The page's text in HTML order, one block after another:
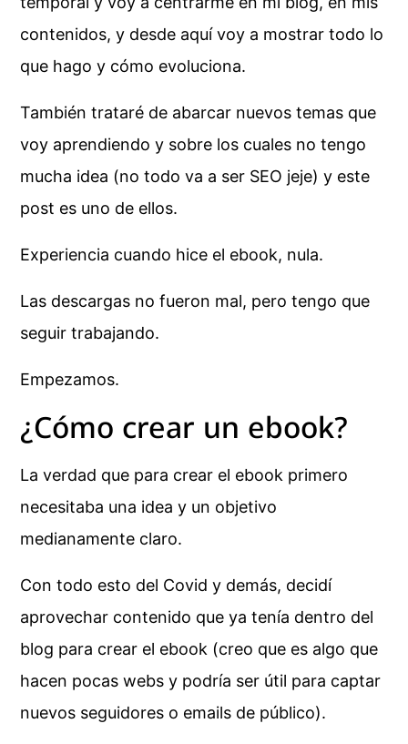
contenidos, y desde aquí voy a mostrar todo lo
que hago y cómo evoluciona.
También trataré de abarcar nuevos temas que
voy aprendiendo y sobre los cuales no tengo
mucha idea (no todo va a ser SEO jeje) y este
post es uno de ellos.
Experiencia cuando hice el ebook, nula.
Las descargas no fueron mal, pero tengo que
seguir trabajando.
Empezamos.
¿Cómo crear un ebook?
La verdad que para crear el ebook primero
necesitaba una idea y un objetivo
medianamente claro.
Con todo esto del Covid y demás, decidí
aprovechar contenido que ya tenía dentro del
blog para crear el ebook (creo que es algo que
hacen pocas webs y podría ser útil para captar
nuevos seguidores o emails de público).